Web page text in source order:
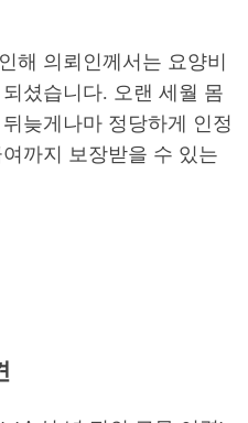
해 의뢰인께서는 요양비
셨습니다. 오랜 세월 몸
늦게나마 정당하게 인정
까지 보장받을 수 있는